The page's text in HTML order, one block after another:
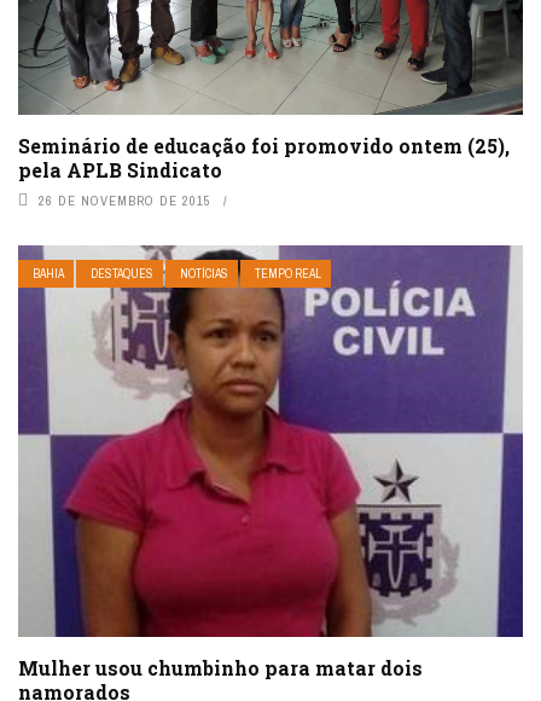
Seminário de educação foi promovido ontem (25),
pela APLB Sindicato
26 DE NOVEMBRO DE 2015
BAHIA DESTAQUES NOTÍCIAS TEMPO REAL
Mulher usou chumbinho para matar dois
namorados